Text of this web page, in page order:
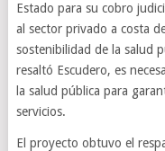
Estado para su cobro
al sector privado a costa
sostenibilidad de la salud
resaltó Escudero, es
la salud pública para
servicios.
El proyecto obtuvo el